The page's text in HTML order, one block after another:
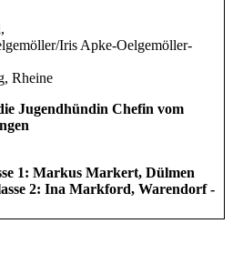
Iris Apke-Oelgemöller-
Rheine
Jugendhündin Chefin vom
1: Markus Markert, Dülmen
2: Ina Markford, Warendorf -